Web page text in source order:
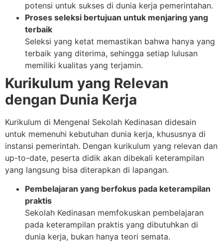
potensi untuk sukses di dunia kerja pemerintahan.
Proses seleksi bertujuan untuk menjaring yang
terbaik
Seleksi yang ketat memastikan bahwa hanya yang
terbaik yang diterima, sehingga setiap lulusan
memiliki kualitas yang terjamin.
Kurikulum yang Relevan
dengan Dunia Kerja
Kurikulum di Mengenal Sekolah Kedinasan didesain
untuk memenuhi kebutuhan dunia kerja, khususnya di
instansi pemerintah. Dengan kurikulum yang relevan dan
up-to-date, peserta didik akan dibekali keterampilan
yang langsung bisa diterapkan di lapangan.
Pembelajaran yang berfokus pada keterampilan
praktis
Sekolah Kedinasan memfokuskan pembelajaran
pada keterampilan praktis yang dibutuhkan di
dunia kerja, bukan hanya teori semata.